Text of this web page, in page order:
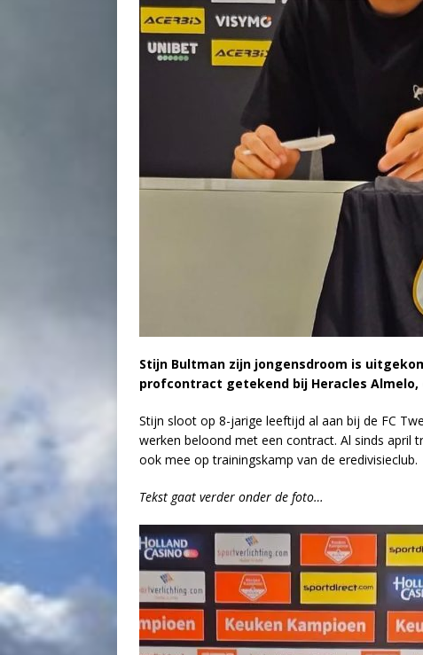
Stijn Bultman zijn jongensdroom is
profcontract getekend bij Heracles
Stijn sloot op 8-jarige leeftijd al aan bij de FC
werken beloond met een contract. Al sinds april
ook mee op trainingskamp van de eredivisieclub.
Tekst gaat verder onder de foto…